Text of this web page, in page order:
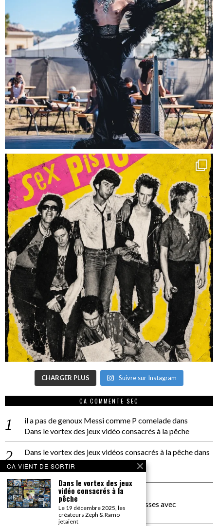
CHARGER PLUS Suivre sur Instagram
CA COMMENTE SEC
il a pas de genoux Messi comme P comeladedans
Dans le vortex des jeux vidéo consacrés à la pêche
Dans le vortex des jeux vidéos consacrés à la pêchedans
PACÔME THIELLEMENT
La séance d’Hip Gnose
La Patrie
dans
On a parlé Dolce Vita et lutte des classes avec
Bernardino Femminielli
CA VIENT DE SORTIR
Dans le vortex des jeux
vidéo consacrés à la
pêche
Le 19 décembre 2025, les
créateurs Zeph & Ramo
jetaient